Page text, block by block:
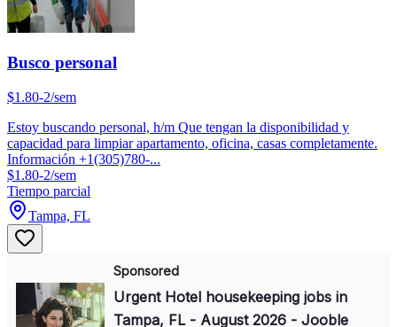
Busco personal
$1.80-2/sem
Estoy buscando personal, h/m Que tengan la disponibilidad y
capacidad para limpiar apartamento, oficina, casas completamente.
Información +1(305)780-...
$1.80-2/sem
Tiempo parcial
Tampa, FL